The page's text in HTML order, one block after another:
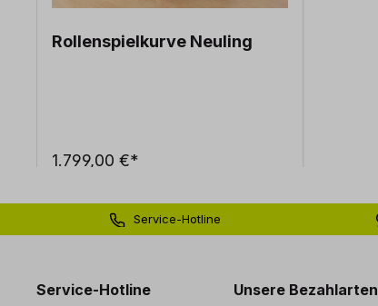
Rollenspielkurve Neuling
1.799,00 €*
Service-Hotline
Service-Hotline Unsere Bezahlarten